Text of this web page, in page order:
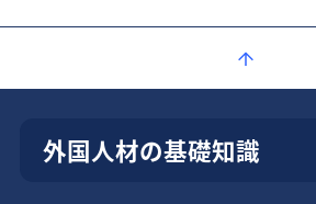
外国人材の基礎知識